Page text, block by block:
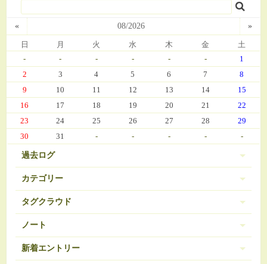
« 08/2026 »
日 月 火 水 木 金 土
- - - - - -
1
2
3 4 5 6 7
8
9
10 11 12 13 14
15
16
17 18 19 20 21
22
23
24 25 26 27 28
29
30
31 - - - - -
過去ログ
カテゴリー
伊豆 (303)
日常 (560)
娘の成長 (669)
タグクラウド
BRAVELY DEFAULT
SDガンダム お弁当
ノート
ノートは登録されていません。
新着エントリー